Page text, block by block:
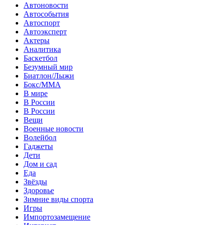
Автоновости
Автособытия
Автоспорт
Автоэксперт
Актеры
Аналитика
Баскетбол
Безумный мир
Биатлон/Лыжи
Бокс/MMA
В мире
В России
В России
Вещи
Военные новости
Волейбол
Гаджеты
Дети
Дом и сад
Еда
Звёзды
Здоровье
Зимние виды спорта
Игры
Импортозамещение